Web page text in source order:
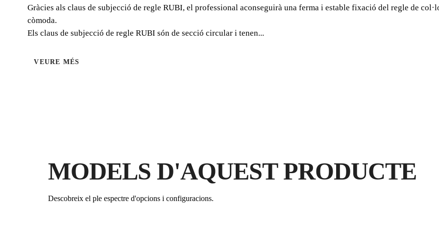
ceràmica pot fixar els
Gràcies als claus de subjecció de regle RUBI, el professional aconseguirà una ferma i estable fixació del regle de
còmoda.
Els claus de subjecció de regle RUBI són de secció circular i tenen...
VEURE MÉS
MODELS D'AQUEST PRODUCTE
Descobreix el ple espectre d'opcions i configuracions.